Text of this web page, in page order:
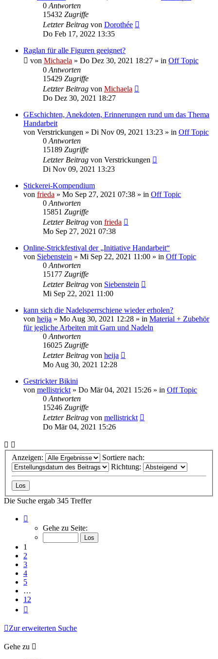
0 Antworten
15432 Zugriffe
Letzter Beitrag von Dorothée
Do Feb 17, 2022 13:35
Raglan für alle Figuren geeignet?
von Michaela » Do Dez 30, 2021 18:27 » in Off Topic
0 Antworten
15429 Zugriffe
Letzter Beitrag von Michaela
Do Dez 30, 2021 18:27
GEschichten, Anekdoten, Erinnerungen rund um das Thema
Handarbeit
von Verstrickungen » Di Nov 09, 2021 13:23 » in Off Topic
0 Antworten
15189 Zugriffe
Letzter Beitrag von Verstrickungen
Di Nov 09, 2021 13:23
Stickerei-Kompendium
von frieda » Mo Sep 27, 2021 07:38 » in Off Topic
0 Antworten
15851 Zugriffe
Letzter Beitrag von frieda
Mo Sep 27, 2021 07:38
Online-Strickfestival der „Initiative Handarbeit“
von Siebenstein » Mi Sep 22, 2021 11:00 » in Off Topic
0 Antworten
15177 Zugriffe
Letzter Beitrag von Siebenstein
Mi Sep 22, 2021 11:00
kann sich die Nadelsperrschiene wieder erholen?
von heija » Mo Aug 30, 2021 12:28 » in Material + Zubehör
für jegliche Arbeiten mit Garn und Nadeln
0 Antworten
16025 Zugriffe
Letzter Beitrag von heija
Mo Aug 30, 2021 12:28
Gestrickter Bikini
von mellistrickt » Do Mär 04, 2021 15:26 » in Off Topic
0 Antworten
15246 Zugriffe
Letzter Beitrag von mellistrickt
Do Mär 04, 2021 15:26
Anzeigen:
Sortiere nach:
Richtung:
Die Suche ergab 345 Treffer
von
Gehe zu Seite:
1
2
3
4
5
…
12
Zur erweiterten Suche
Gehe zu